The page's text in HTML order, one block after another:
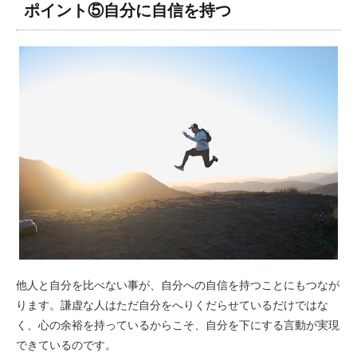
ポイント⑤自分に自信を持つ
他人と自分を比べない事が、自分への自信を持つことにもつなが
ります。謙虚な人はただ自分をへりくだらせているだけではな
く、心の余裕を持っているからこそ、自分を下にする言動が実現
できているのです。